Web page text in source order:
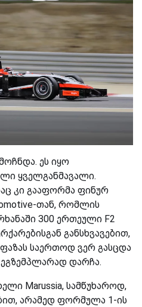
ეს იყო
ყველგანმავალი.
კი გააფორმა ფინურ
თან, რომლის
300 ერთეული F2
განსხვავებით,
საერთოდ ვერ გასცდა
დარჩა.
Marussia, სამწუხაროდ,
არამედ ფორმულა 1-ის